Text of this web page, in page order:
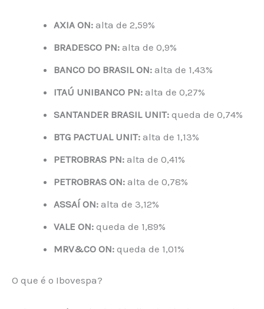
AXIA ON: alta de 2,59%
BRADESCO PN: alta de 0,9%
BANCO DO BRASIL ON: alta de 1,43%
ITAÚ UNIBANCO PN: alta de 0,27%
SANTANDER BRASIL UNIT: queda de 0,74%
BTG PACTUAL UNIT: alta de 1,13%
PETROBRAS PN: alta de 0,41%
PETROBRAS ON: alta de 0,78%
ASSAÍ ON: alta de 3,12%
VALE ON: queda de 1,89%
MRV&CO ON: queda de 1,01%
O que é o Ibovespa?